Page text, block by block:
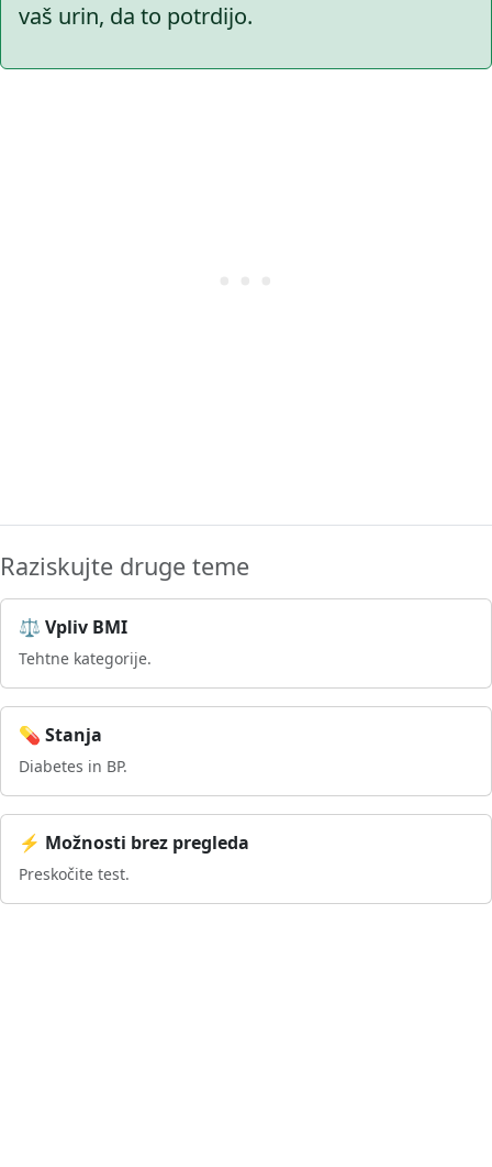
vaš urin, da to potrdijo.
Raziskujte druge teme
⚖️ Vpliv BMI
Tehtne kategorije.
💊 Stanja
Diabetes in BP.
⚡ Možnosti brez pregleda
Preskočite test.